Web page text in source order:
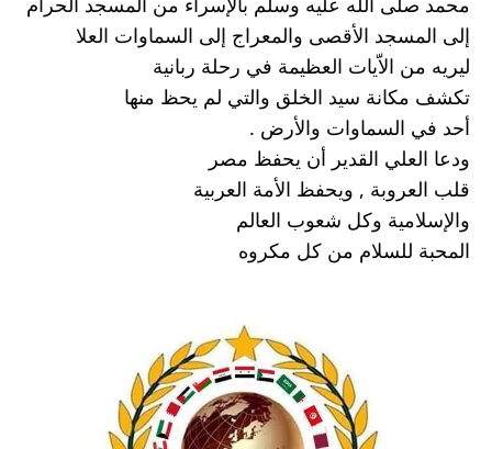
إلى المسجد الأقصى والمعراج إلى السماوات العلا
ليريه من الاّيات العظيمة في رحلة ربانية
تكشف مكانة سيد الخلق والتي لم يحظ منها
أحد في السماوات والأرض .
ودعا العلي القدير أن يحفظ مصر
قلب العروبة , ويحفظ الأمة العربية
والإسلامية وكل شعوب العالم
المحبة للسلام من كل مكروه